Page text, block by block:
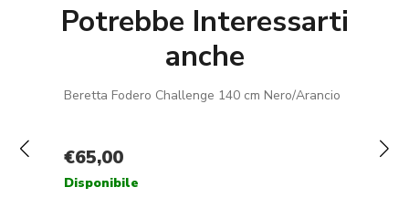
Potrebbe Interessarti
anche